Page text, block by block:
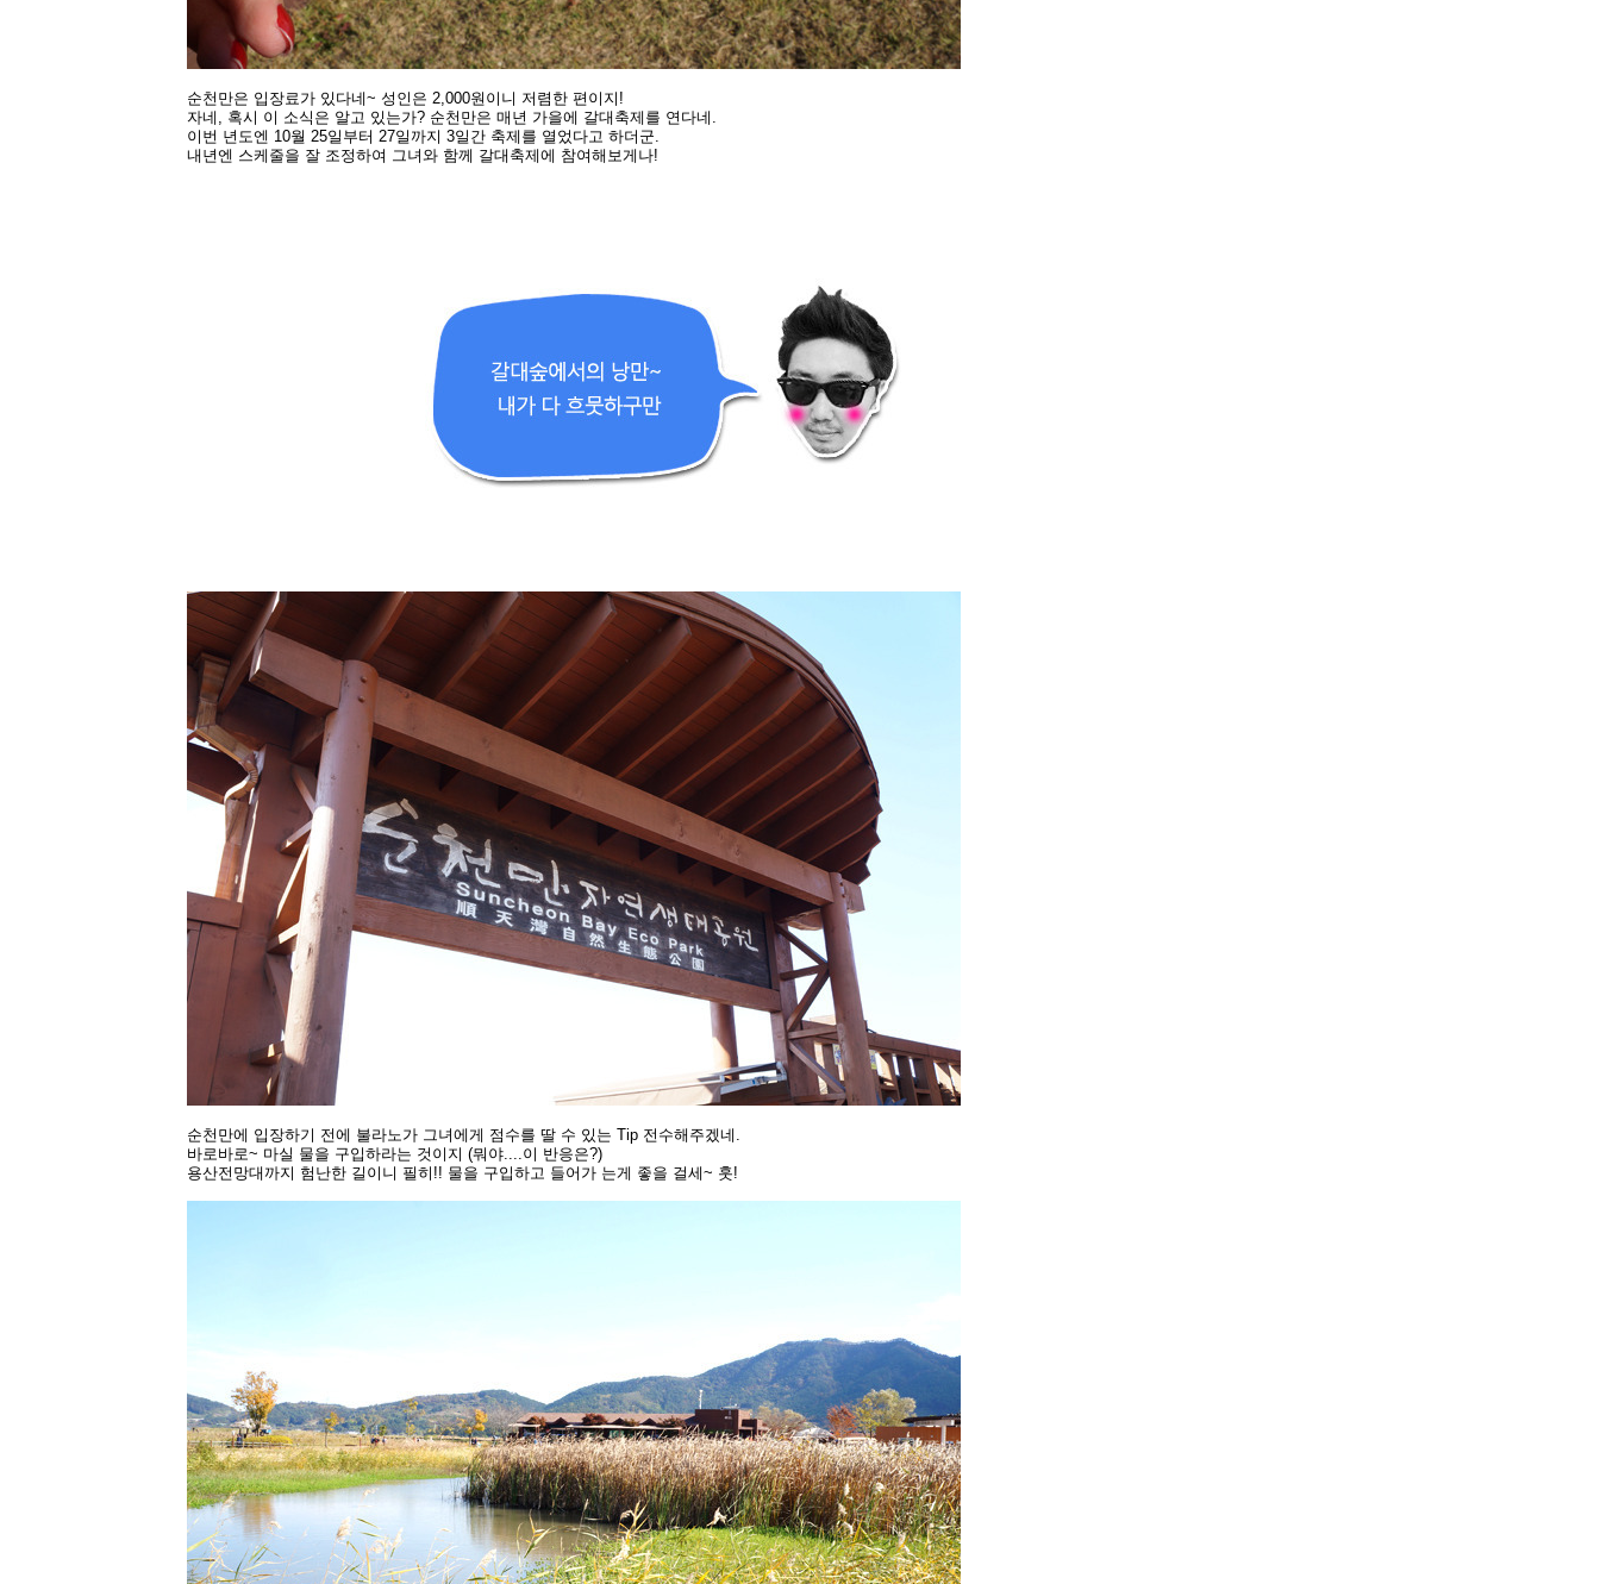
순천만은 입장료가 있다네~ 성인은 2,000원이니 저렴한 편이지!
자네, 혹시 이 소식은 알고 있는가? 순천만은 매년 가을에 갈대축제를 연 다네.
이번 년도엔 10월 25일부터 27일까지 3일간 축제를 열었다고 하더군.
내년엔 스케줄을 잘 조정하여 그녀와 함께 갈대축제에 참여해보게나!
순천만에 입장하기 전에 불라노가 그녀에게 점수를 딸 수 있는 Tip 전수해주겠네.
바로바로~ 마실 물을 구입하라는 것이지 (뭐야....이 반응은?)
용산전망대까지 험난한 길이니 필히!! 물을 구입하고 들어가 는게 좋을 걸세~ 훗!